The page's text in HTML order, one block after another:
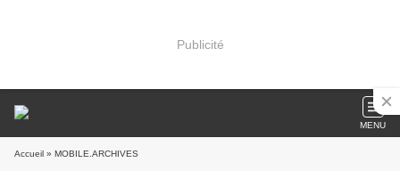
Publicité
MENU
Accueil » MOBILE.ARCHIVES